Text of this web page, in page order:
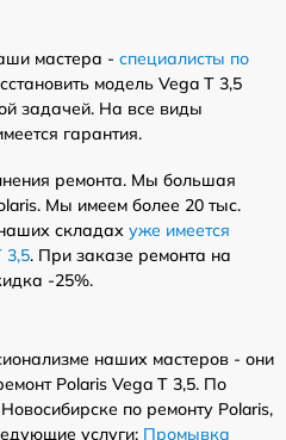
мастера - специалисты по
модель Vega T 3,5
задачей. На все виды
гарантия.
ремонта. Мы большая
Мы имеем более 20 тыс.
складах уже имеется
3,5. При заказе ремонта на
-25%.
наших мастеров - они
Polaris Vega T 3,5. По
по ремонту Polaris,
услуги: Промывка